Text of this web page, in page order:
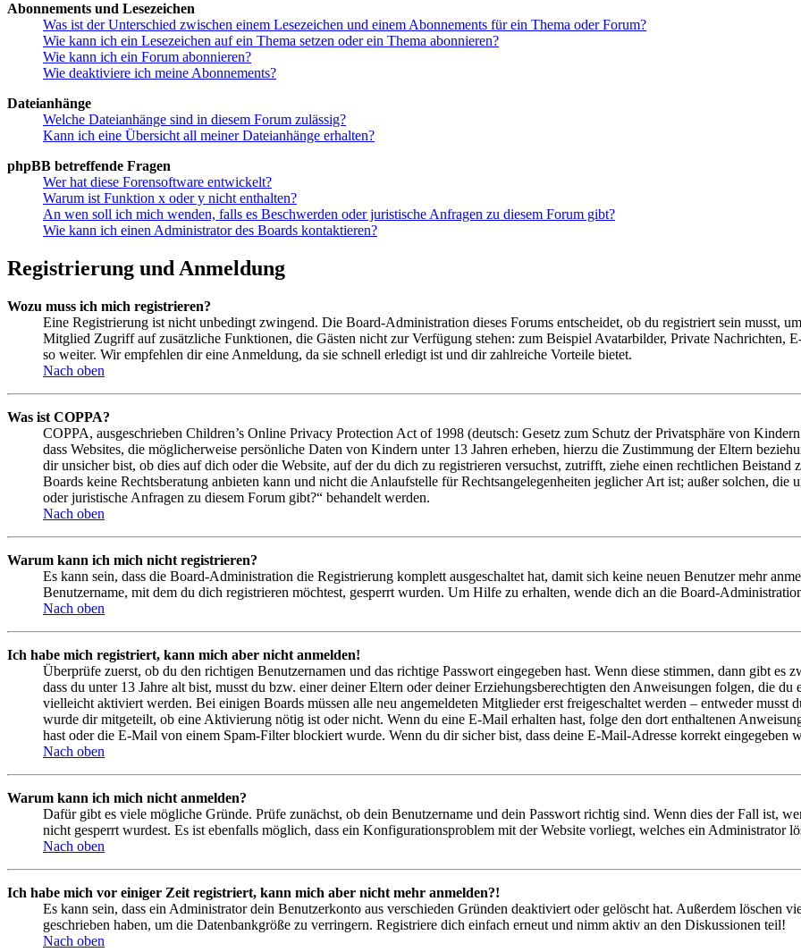
Abonnements und Lesezeichen
Was ist der Unterschied zwischen einem Lesezeichen und einem Abonnements für ein Thema oder Forum?
Wie kann ich ein Lesezeichen auf ein Thema setzen oder ein Thema abonnieren?
Wie kann ich ein Forum abonnieren?
Wie deaktiviere ich meine Abonnements?
Dateianhänge
Welche Dateianhänge sind in diesem Forum zulässig?
Kann ich eine Übersicht all meiner Dateianhänge erhalten?
phpBB betreffende Fragen
Wer hat diese Forensoftware entwickelt?
Warum ist Funktion x oder y nicht enthalten?
An wen soll ich mich wenden, falls es Beschwerden oder juristische Anfragen zu diesem Forum gibt?
Wie kann ich einen Administrator des Boards kontaktieren?
Registrierung und Anmeldung
Wozu muss ich mich registrieren?
Eine Registrierung ist nicht unbedingt zwingend. Die Board-Administration dieses Forums entscheidet, ob du registriert sein musst,
Mitglied Zugriff auf zusätzliche Funktionen, die Gästen nicht zur Verfügung stehen: zum Beispiel Avatarbilder, Private Nachrichten,
so weiter. Wir empfehlen dir eine Anmeldung, da sie schnell erledigt ist und dir zahlreiche Vorteile bietet.
Nach oben
Was ist COPPA?
COPPA, ausgeschrieben Children’s Online Privacy Protection Act of 1998 (deutsch: Gesetz zum Schutz der Privatsphäre von
dass Websites, die möglicherweise persönliche Daten von Kindern unter 13 Jahren erheben, hierzu die Zustimmung der Eltern
dir unsicher bist, ob dies auf dich oder die Website, auf der du dich zu registrieren versuchst, zutrifft, ziehe einen rechtlichen
Boards keine Rechtsberatung anbieten kann und nicht die Anlaufstelle für Rechtsangelegenheiten jeglicher Art ist; außer solchen,
oder juristische Anfragen zu diesem Forum gibt?“ behandelt werden.
Nach oben
Warum kann ich mich nicht registrieren?
Es kann sein, dass die Board-Administration die Registrierung komplett ausgeschaltet hat, damit sich keine neuen Benutzer mehr
Benutzername, mit dem du dich registrieren möchtest, gesperrt wurden. Um Hilfe zu erhalten, wende dich an die Board-
Nach oben
Ich habe mich registriert, kann mich aber nicht anmelden!
Überprüfe zuerst, ob du den richtigen Benutzernamen und das richtige Passwort eingegeben hast. Wenn diese stimmen, dann gibt es
dass du unter 13 Jahre alt bist, musst du bzw. einer deiner Eltern oder deiner Erziehungsberechtigten den Anweisungen folgen, die
vielleicht aktiviert werden. Bei einigen Boards müssen alle neu angemeldeten Mitglieder erst freigeschaltet werden – entweder musst
wurde dir mitgeteilt, ob eine Aktivierung nötig ist oder nicht. Wenn du eine E-Mail erhalten hast, folge den dort enthaltenen
hast oder die E-Mail von einem Spam-Filter blockiert wurde. Wenn du dir sicher bist, dass deine E-Mail-Adresse korrekt eingegeben
Nach oben
Warum kann ich mich nicht anmelden?
Dafür gibt es viele mögliche Gründe. Prüfe zunächst, ob dein Benutzername und dein Passwort richtig sind. Wenn dies der Fall ist,
nicht gesperrt wurdest. Es ist ebenfalls möglich, dass ein Konfigurationsproblem mit der Website vorliegt, welches ein Administrator
Nach oben
Ich habe mich vor einiger Zeit registriert, kann mich aber nicht mehr anmelden?!
Es kann sein, dass ein Administrator dein Benutzerkonto aus verschieden Gründen deaktiviert oder gelöscht hat. Außerdem löschen
geschrieben haben, um die Datenbankgröße zu verringern. Registriere dich einfach erneut und nimm aktiv an den Diskussionen teil!
Nach oben